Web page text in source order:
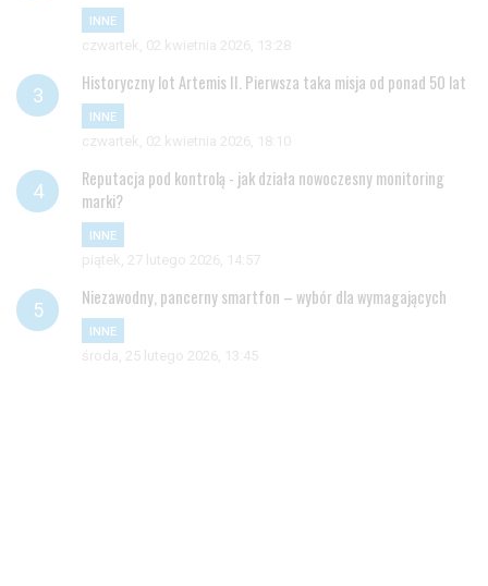
INNE
czwartek, 02 kwietnia 2026, 13:28
Historyczny lot Artemis II. Pierwsza taka misja od ponad 50 lat
INNE
czwartek, 02 kwietnia 2026, 18:10
Reputacja pod kontrolą - jak działa nowoczesny monitoring
marki?
INNE
piątek, 27 lutego 2026, 14:57
Niezawodny, pancerny smartfon – wybór dla wymagających
INNE
środa, 25 lutego 2026, 13:45